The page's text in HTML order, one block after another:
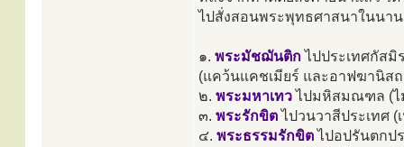
ไปสั่งสอนพระพุทธศาสนาในนา
๑. พระมัชฌันติกไปประเทศกัสมิ
(แคว้นแคชเมียร์ และอาฟฆานิส
๒. พระมหาเทวไปมหิสมณฑล (ไ
๓. พระรักขิตไปวนวาสีประเทศ (
๔. พระธรรมรักขิตไปอปรันตกป